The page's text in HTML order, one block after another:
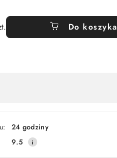
Do koszyka
24 godziny
9.5